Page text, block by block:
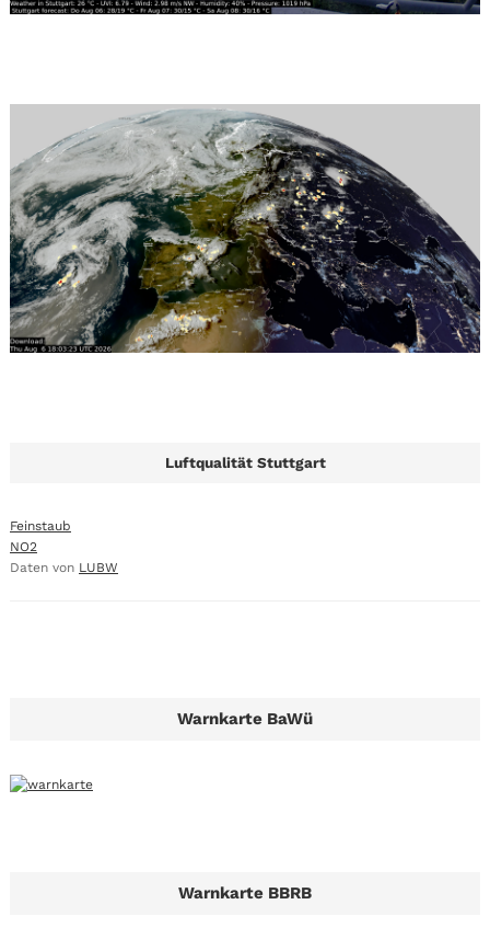
Luftqualität Stuttgart
Feinstaub
NO2
Daten von LUBW
Warnkarte BaWü
Warnkarte BBRB